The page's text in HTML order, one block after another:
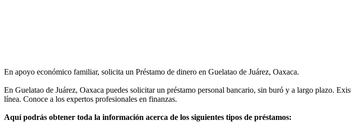
En apoyo económico familiar, solicita un Préstamo de dinero en Guelatao de Juárez, Oaxaca.
En Guelatao de Juárez, Oaxaca puedes solicitar un préstamo personal bancario, sin buró y a largo plazo.
línea. Conoce a los expertos profesionales en finanzas.
Aquí podrás obtener toda la información acerca de los siguientes tipos de préstamos: